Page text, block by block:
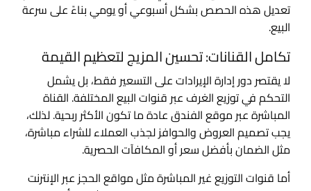
تعديل هذه الحصص بشكل أسبوعي أو يومي بناءً على سرعة
البيع.
تكامل القنانات: تحسين المزيج لتعظيم القيمة
لا يقتصر دور إدارة الإيرادات على التسعير فقط، بل يشمل
التحكم في توزيع الغرف عبر قنوات البيع المختلفة. القناة
المباشرة عبر موقع الفندق عادة ما تكون الأكثر ربحية. لذلك،
يجب تصميم العروض والحوافز لجذب العملاء للشراء مباشرة،
مثل الضمان بأفضل سعر أو المكافآت الحصرية.
أما قنوات التوزيع غير المباشرة مثل مواقع الحجز عبر الإنترنت